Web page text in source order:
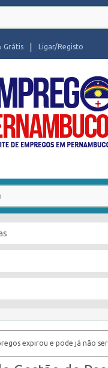
Ligar/Registo
Grátis
expirou e pode já não